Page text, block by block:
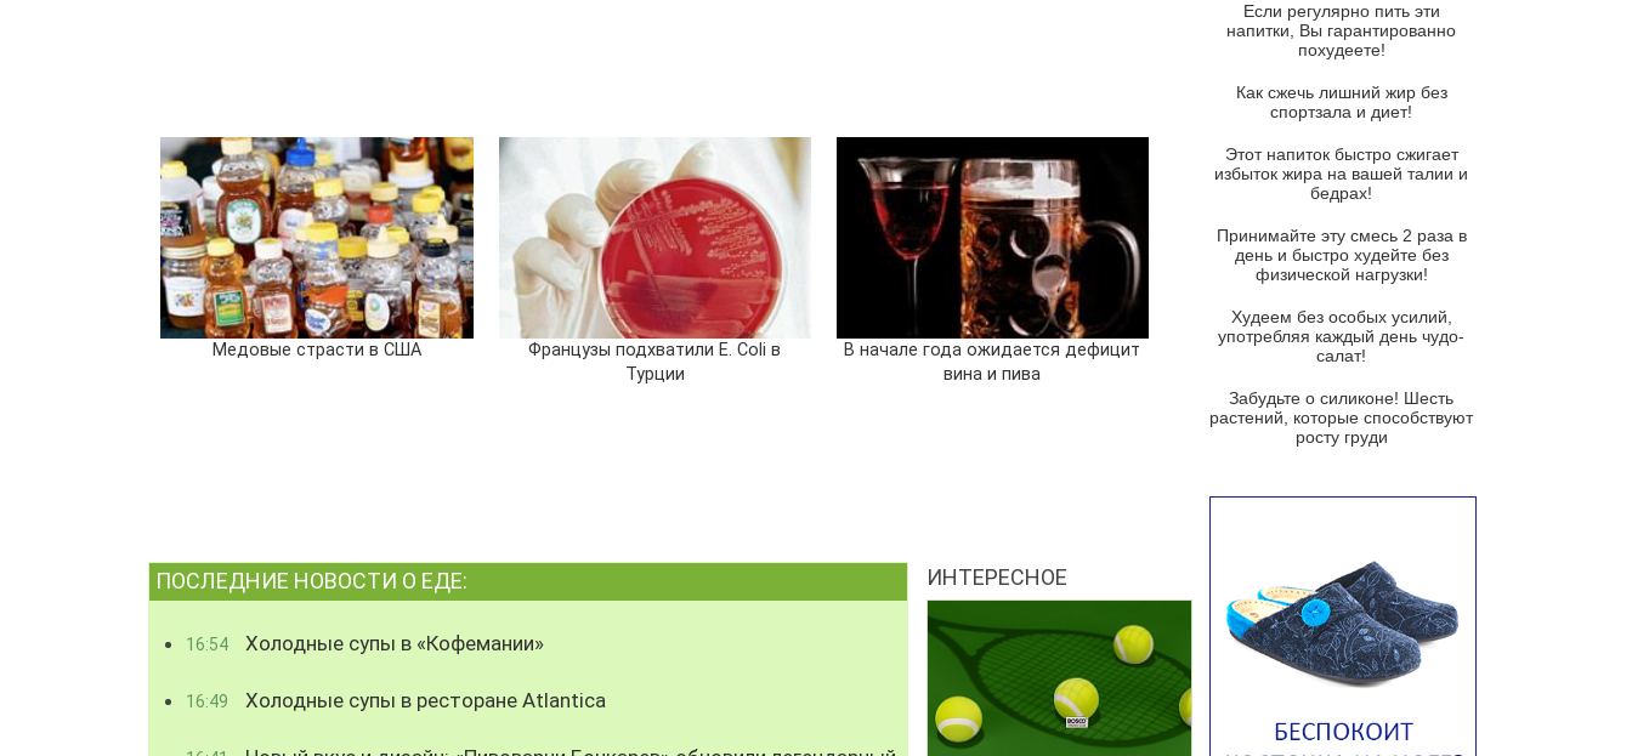
Медовые страсти в США
Французы подхватили E. Coli в
Турции
В начале года ожидается дефицит
вина и пива
ПОСЛЕДНИЕ НОВОСТИ О ЕДЕ:
16:54 Холодные супы в «Кофемании»
16:49 Холодные супы в ресторане Atlantica
ИНТЕРЕСНОЕ
Парижский луковый суп
Суп из спаржи и горошка с
Суп-крем из цветной капусты
Французский луковый суп
Суп из баклажанов с моцареллой
Грибной крем-суп с кростини с
козьим сыром
Суп мисо с зеленым луком и
тофу
из рукколы
Португальский чесночный суп с
Ирландский картофельный суп
Суп из пастернака
Пряный морковный суп во время
зимних холодов
Американский суп из красной
Если регулярно пить эти
напитки, Вы гарантированно
похудеете!
Как сжечь лишний жир без
спортзала и диет!
Этот напиток быстро сжигает
избыток жира на вашей талии и
бедрах!
Принимайте эту смесь 2 раза в
день и быстро худейте без
физической нагрузки!
Худеем без особых усилий,
употребляя каждый день чудо-
салат!
Забудьте о силиконе! Шесть
растений, которые способствуют
росту груди